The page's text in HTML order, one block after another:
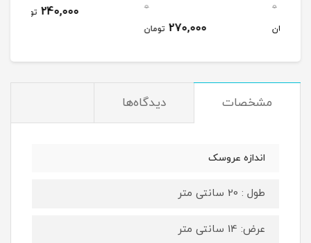
270,000 تومان
240,000 تومان
مشخصات دیدگاه‌ها
اندازه عروسک
طول : 20 سانتی متر
عرض: 14 سانتی متر